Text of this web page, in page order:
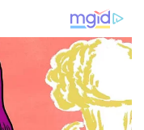
najavila osnivanje
fonda za obnov